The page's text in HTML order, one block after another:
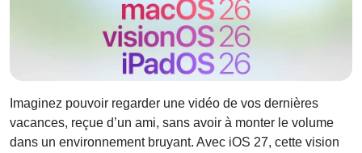
Imaginez pouvoir regarder une vidéo de vos dernières
vacances, reçue d’un ami, sans avoir à monter le volume
dans un environnement bruyant. Avec iOS 27, cette vision